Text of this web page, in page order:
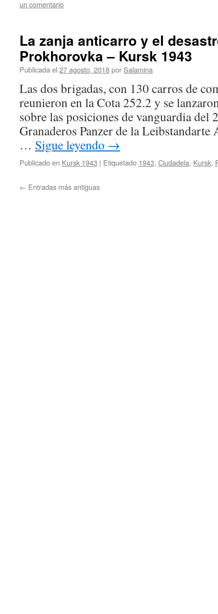
un comentario
La zanja anticarro y el
Prokhorovka – Kursk 1943
Publicada el 27 agosto, 2018por Salamina
Las dos brigadas, con 130 carros de
reunieron en la Cota 252.2 y se
sobre las posiciones de vanguardia del
Granaderos Panzer de la
… Sigue leyendo →
Publicado en Kursk 1943 | Etiquetado 1943, Ciudadela, Kursk,
← Entradas más antiguas